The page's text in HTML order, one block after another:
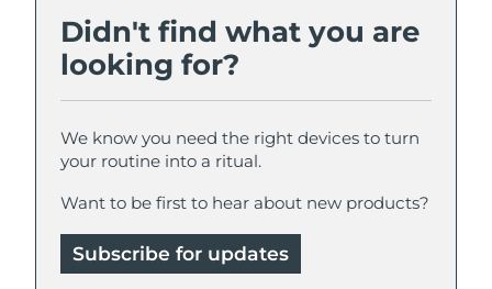
Didn't find what you are
looking for?
We know you need the right devices to turn
your routine into a ritual.
Want to be first to hear about new products?
Subscribe for updates